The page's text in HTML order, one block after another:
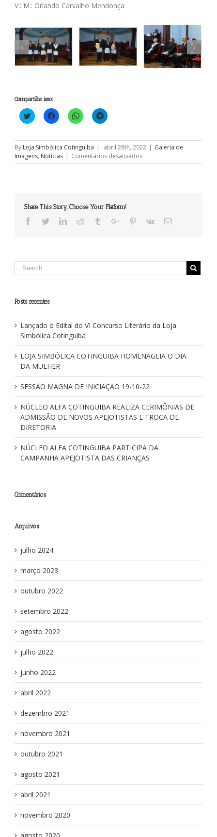
V.: M.: Orlando Carvalho Mendonça
Compartilhe isso:
Clique
para
Twitter(abre
em
nova
janela)
Clique
para
Facebook(abre
em
nova
janela)
Clique
para
WhatsApp(abre
em
nova
janela)
Clique
para
Telegram(abre
em
nova
janela)
By Loja Simbólica Cotinguiba | abril 28th, 2022 | Galeria de
Imagens, Notícias | Comentários desativadosem
Sessão
Eduardo
e
Luiz
Share This Story, Choose Your Platform!
Facebook
TwitterLinkedinReddit TumblrGoogle+Pinterest
Vk Email
Posts recentes
Lançado o Edital do VI Concurso Literário da Loja
Simbólica Cotinguiba
LOJA SIMBÓLICA COTINGUIBA HOMENAGEIA O DIA
DA MULHER
SESSÃO MAGNA DE INICIAÇÃO 19-10-22
NÚCLEO ALFA COTINGUIBA REALIZA CERIMÔNIAS DE
ADMISSÃO DE NOVOS APEJOTISTAS E TROCA DE
DIRETORIA
NÚCLEO ALFA COTINGUIBA PARTICIPA DA
CAMPANHA APEJOTISTA DAS CRIANÇAS
Comentários
Arquivos
julho 2024
março 2023
outubro 2022
setembro 2022
agosto 2022
julho 2022
junho 2022
abril 2022
dezembro 2021
novembro 2021
outubro 2021
agosto 2021
abril 2021
novembro 2020